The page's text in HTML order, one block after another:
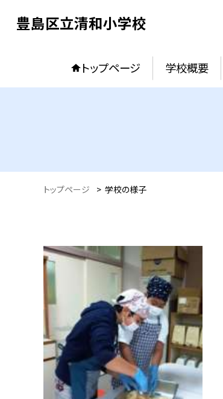
豊島区立清和小学校
トップページ 学校概要
トップページ > 学校の様子